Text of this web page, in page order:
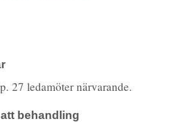
27 ledamöter närvarande.
behandling